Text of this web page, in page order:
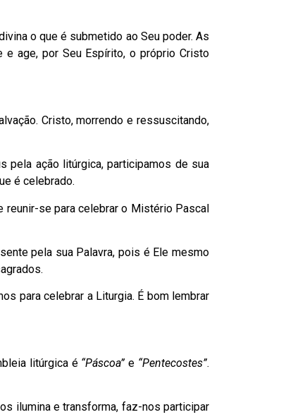
o que é submetido ao Seu poder. As
age, por Seu Espírito, o próprio Cristo
Cristo, morrendo e ressuscitando,
pela ação litúrgica, participamos de sua
é celebrado.
reunir-se para celebrar o Mistério Pascal
pela sua Palavra, pois é Ele mesmo
para celebrar a Liturgia. É bom lembrar
litúrgica é “Páscoa”e “Pentecostes”.
ilumina e transforma, faz-nos participar